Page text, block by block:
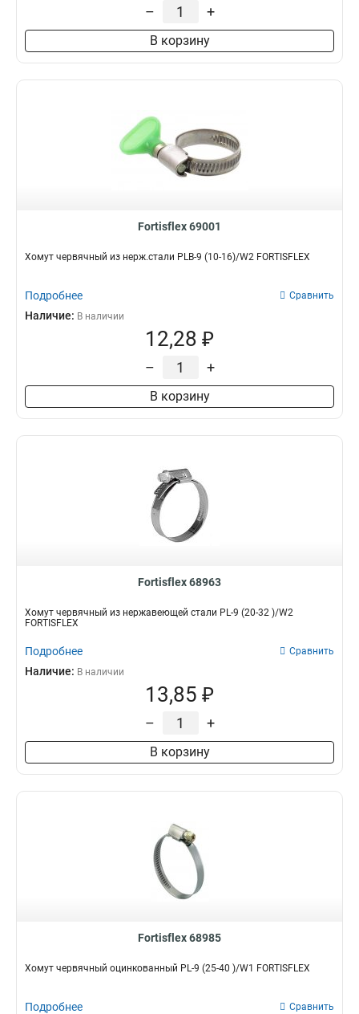
– +
В корзину
Fortisflex 69001
Хомут червячный из нерж.стали PLB-9 (10-16)/W2 FORTISFLEX
Подробнее Сравнить
Наличие: В наличии
12,28 ₽
– +
В корзину
Fortisflex 68963
Хомут червячный из нержавеющей стали PL-9 (20-32 )/W2
FORTISFLEX
Подробнее Сравнить
Наличие: В наличии
13,85 ₽
– +
В корзину
Fortisflex 68985
Хомут червячный оцинкованный PL-9 (25-40 )/W1 FORTISFLEX
Подробнее Сравнить